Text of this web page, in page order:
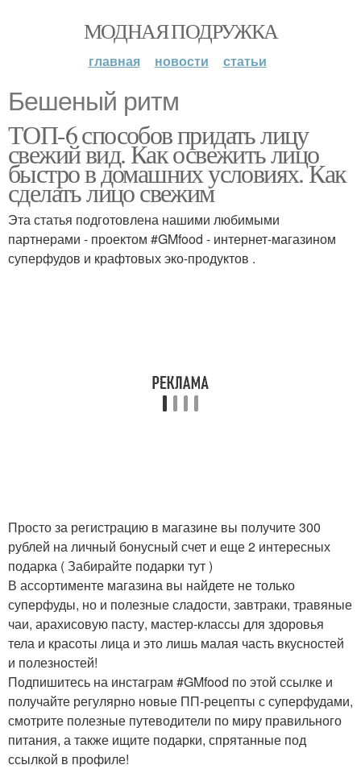
МОДНАЯ ПОДРУЖКА
главная новости статьи
Бешеный ритм
ТОП-6 способов придать лицу
свежий вид. Как освежить лицо
быстро в домашних условиях. Как
сделать лицо свежим
Эта статья подготовлена нашими любимыми
партнерами - проектом #GMfood - интернет-магазином
суперфудов и крафтовых эко-продуктов .
Просто за регистрацию в магазине вы получите 300
рублей на личный бонусный счет и еще 2 интересных
подарка ( Забирайте подарки тут )
В ассортименте магазина вы найдете не только
суперфуды, но и полезные сладости, завтраки, травяные
чаи, арахисовую пасту, мастер-классы для здоровья
тела и красоты лица и это лишь малая часть вкусностей
и полезностей!
Подпишитесь на инстаграм #GMfood по этой ссылке и
получайте регулярно новые ПП-рецепты с суперфудами,
смотрите полезные путеводители по миру правильного
питания, а также ищите подарки, спрятанные под
ссылкой в профиле!